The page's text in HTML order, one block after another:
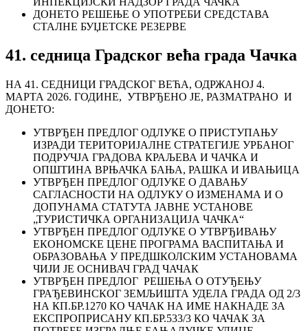
ДОНЕТО РЕШЕЊЕ О УПОТРЕБИ СРЕДСТАВА
СТАЛНЕ БУЏЕТСКЕ РЕЗЕРВЕ
41. седница Градског већа града Чачка
НА 41. СЕДНИЦИ ГРАДСКОГ ВЕЋА, ОДРЖАНОЈ 4.
МАРТА 2026. ГОДИНЕ, УТВРЂЕНО ЈЕ, РАЗМАТРАНО И
ДОНЕТО:
УТВРЂЕН ПРЕДЛОГ ОДЛУКЕ О ПРИСТУПАЊУ
ИЗРАДИ ТЕРИТОРИЈАЛНЕ СТРАТЕГИЈЕ УРБАНОГ
ПОДРУЧЈА ГРАДОВА КРАЉЕВА И ЧАЧКА И
ОПШТИНА ВРЊАЧКА БАЊА, РАШКА И ИВАЊИЦА
УТВРЂЕН ПРЕДЛОГ ОДЛУКЕ О ДАВАЊУ
САГЛАСНОСТИ НА ОДЛУКУ О ИЗМЕНАМА И О
ДОПУНАМА СТАТУТА ЈАВНЕ УСТАНОВЕ
„ТУРИСТИЧКА ОРГАНИЗАЦИЈА ЧАЧКА“
УТВРЂЕН ПРЕДЛОГ ОДЛУКЕ О УТВРЂИВАЊУ
ЕКОНОМСКЕ ЦЕНЕ ПРОГРАМА ВАСПИТАЊА И
ОБРАЗОВАЊА У ПРЕДШКОЛСКИМ УСТАНОВАМА
ЧИЈИ ЈЕ ОСНИВАЧ ГРАД ЧАЧАК
УТВРЂЕН ПРЕДЛОГ РЕШЕЊА О ОТУЂЕЊУ
ГРАЂЕВИНСКОГ ЗЕМЉИШТА УДЕЛА ГРАДА ОД 2/3
НА КП.БР.1270 КО ЧАЧАК НА ИМЕ НАКНАДЕ ЗА
ЕКСПРОПРИСАНУ КП.БР.533/3 КО ЧАЧАК ЗА